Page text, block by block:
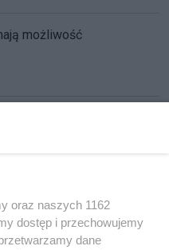
możliwość
torach
linie
oraz naszych 1162
dostęp i przechowujemy
dane